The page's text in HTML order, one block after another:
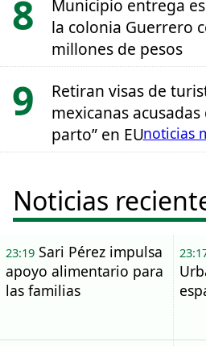
Municipio entrega
la colonia Guerrero
millones de pesos
Retiran visas de
mexicanas
parto” en EUnoticias
Noticias
23:19Sari Pérez impulsa
apoyo alimentario para
las familias